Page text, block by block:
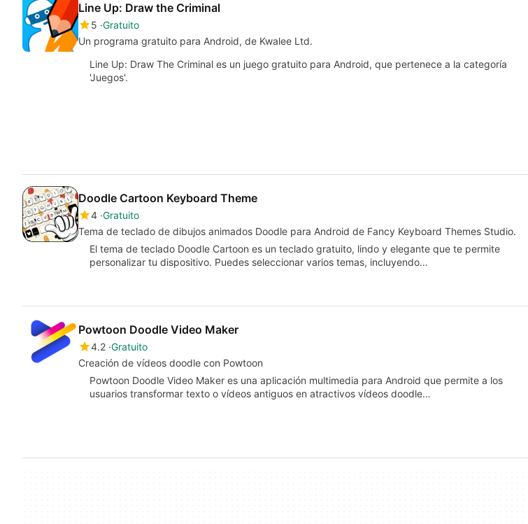
Line Up: Draw the Criminal
5 Gratuito
Un programa gratuito para Android, de Kwalee Ltd.
Line Up: Draw The Criminal es un juego gratuito para Android, que pertenece a la categoría
'Juegos'.
Doodle Cartoon Keyboard Theme
4 Gratuito
Tema de teclado de dibujos animados Doodle para Android de Fancy Keyboard Themes Studio.
El tema de teclado Doodle Cartoon es un teclado gratuito, lindo y elegante que te permite
personalizar tu dispositivo. Puedes seleccionar varios temas, incluyendo…
Powtoon Doodle Video Maker
4.2 Gratuito
Creación de vídeos doodle con Powtoon
Powtoon Doodle Video Maker es una aplicación multimedia para Android que permite a los
usuarios transformar texto o vídeos antiguos en atractivos vídeos doodle…